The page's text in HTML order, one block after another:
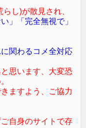
し)が散見され、
」「完全無視で」
関わるコメ全対応
思います、大変恐
ますよう、ご協力
自身のサイトで存